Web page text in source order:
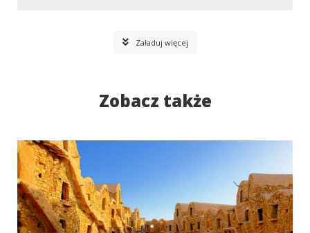
Załaduj więcej
Zobacz także